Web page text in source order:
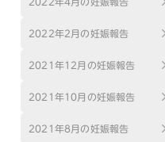
2022年2月の妊娠報告
2021年12月の妊娠報告
2021年10月の妊娠報告
2021年8月の妊娠報告